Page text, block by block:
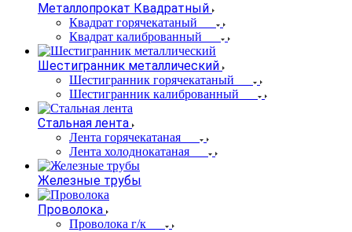
Металлопрокат Квадратный
Квадрат горячекатаный
Квадрат калиброванный
Шестигранник металлический
Шестигранник горячекатаный
Шестигранник калиброванный
Стальная лента
Лента горячекатаная
Лента холоднокатаная
Железные трубы
Проволока
Проволока г/к